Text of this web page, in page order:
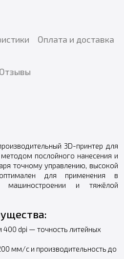
Оплата и доставка
Отзывы
3D-принтер для
послойного нанесения и
точному управлению, высокой
для применения в
машиностроении и тяжёлой
400 dpi — точность литейных
мм/с и производительность до